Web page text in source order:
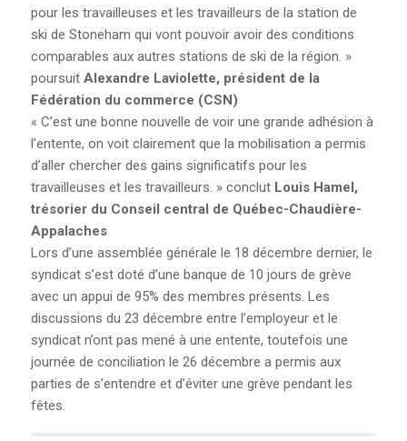
pour les travailleuses et les travailleurs de la station de
ski de Stoneham qui vont pouvoir avoir des conditions
comparables aux autres stations de ski de la région. »
poursuitAlexandre Laviolette, président de la
Fédération du commerce (CSN)
« C’est une bonne nouvelle de voir une grande adhésion à
l’entente, on voit clairement que la mobilisation a permis
d’aller chercher des gains significatifs pour les
travailleuses et les travailleurs. » conclut Louis Hamel,
trésorier du Conseil central de Québec-Chaudière-
Appalaches
Lors d’une assemblée générale le 18 décembre dernier, le
syndicat s’est doté d’une banque de 10 jours de grève
avec un appui de 95% des membres présents. Les
discussions du 23 décembre entre l’employeur et le
syndicat n’ont pas mené à une entente, toutefois une
journée de conciliation le 26 décembre a permis aux
parties de s’entendre et d’éviter une grève pendant les
fêtes.
FOIRE AUX QUESTIONS
(FAQ)
POURQUOI LA CSN?
CONGRÈS 2025